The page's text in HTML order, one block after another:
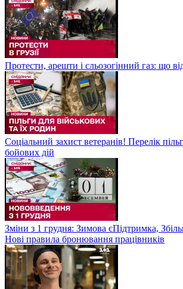
Протести, арешти і сльозогінний газ: що
Соціальний захист ветеранів! Перелік
бойових дій
Зміни з 1 грудня: Зимова єПідтримка,
Нові правила бронювання працівників